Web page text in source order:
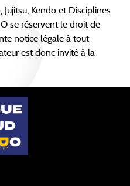
Jujitsu, Kendo et Disciplines
se réservent le droit de
notice légale à tout
est donc invité à la